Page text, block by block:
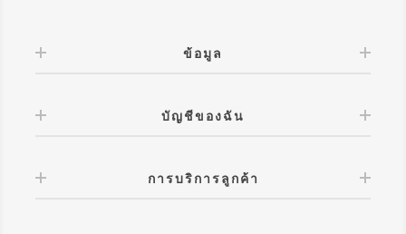
ข้อมูล
บัญชีของฉัน
การบริการลูกค้า